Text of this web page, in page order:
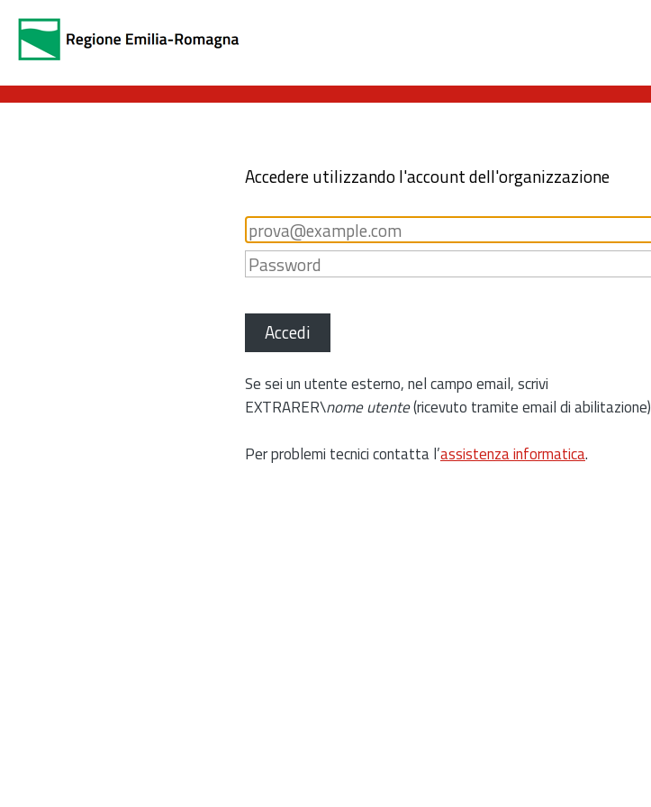
Accedere utilizzando l'account dell'organizzazione
Accedi
Se sei un utente esterno, nel campo email, scrivi
EXTRARER\nome utente(ricevuto tramite email di abilitazione)
Per problemi tecnici contatta l’assistenza informatica.